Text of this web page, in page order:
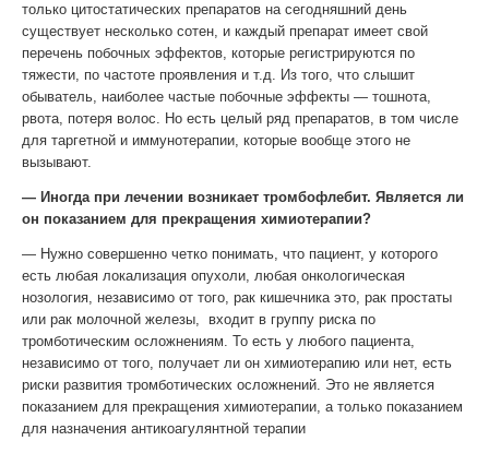
только цитостатических препаратов на сегодняшний день
существует несколько сотен, и каждый препарат имеет свой
перечень побочных эффектов, которые регистрируются по
тяжести, по частоте проявления и т.д. Из того, что слышит
обыватель, наиболее частые побочные эффекты — тошнота,
рвота, потеря волос. Но есть целый ряд препаратов, в том числе
для таргетной и иммунотерапии, которые вообще этого не
вызывают.
— Иногда при лечении возникает тромбофлебит. Является ли
он показанием для прекращения химиотерапии?
— Нужно совершенно четко понимать, что пациент, у которого
есть любая локализация опухоли, любая онкологическая
нозология, независимо от того, рак кишечника это, рак простаты
или рак молочной железы, входит в группу риска по
тромботическим осложнениям. То есть у любого пациента,
независимо от того, получает ли он химиотерапию или нет, есть
риски развития тромботических осложнений. Это не является
показанием для прекращения химиотерапии, а только показанием
для назначения антикоагулянтной терапии